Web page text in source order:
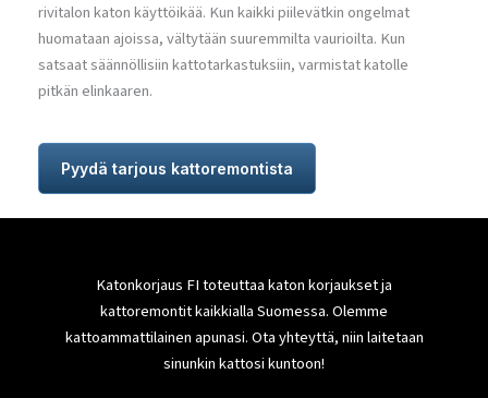
rivitalon katon käyttöikää. Kun kaikki piilevätkin ongelmat
huomataan ajoissa, vältytään suuremmilta vaurioilta. Kun
satsaat säännöllisiin kattotarkastuksiin, varmistat katolle
pitkän elinkaaren.
Pyydä tarjous kattoremontista
Katonkorjaus FI toteuttaa katon korjaukset ja
kattoremontit kaikkialla Suomessa. Olemme
kattoammattilainen apunasi. Ota yhteyttä, niin laitetaan
sinunkin kattosi kuntoon!